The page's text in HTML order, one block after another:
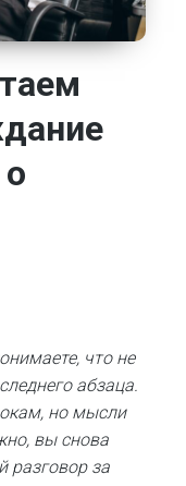
что не
абзаца.
но мысли
вы снова
разговор за